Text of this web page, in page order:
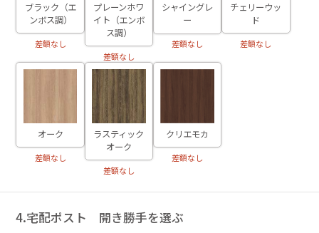
ブラック（エ
ンボス調）
差額なし
プレーンホワ
イト（エンボ
ス調）
差額なし
シャイングレ
ー
差額なし
チェリーウッ
ド
差額なし
オーク
差額なし
ラスティック
オーク
差額なし
クリエモカ
差額なし
4.宅配ポスト 開き勝手を選ぶ